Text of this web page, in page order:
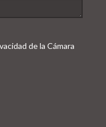
de la Cámara